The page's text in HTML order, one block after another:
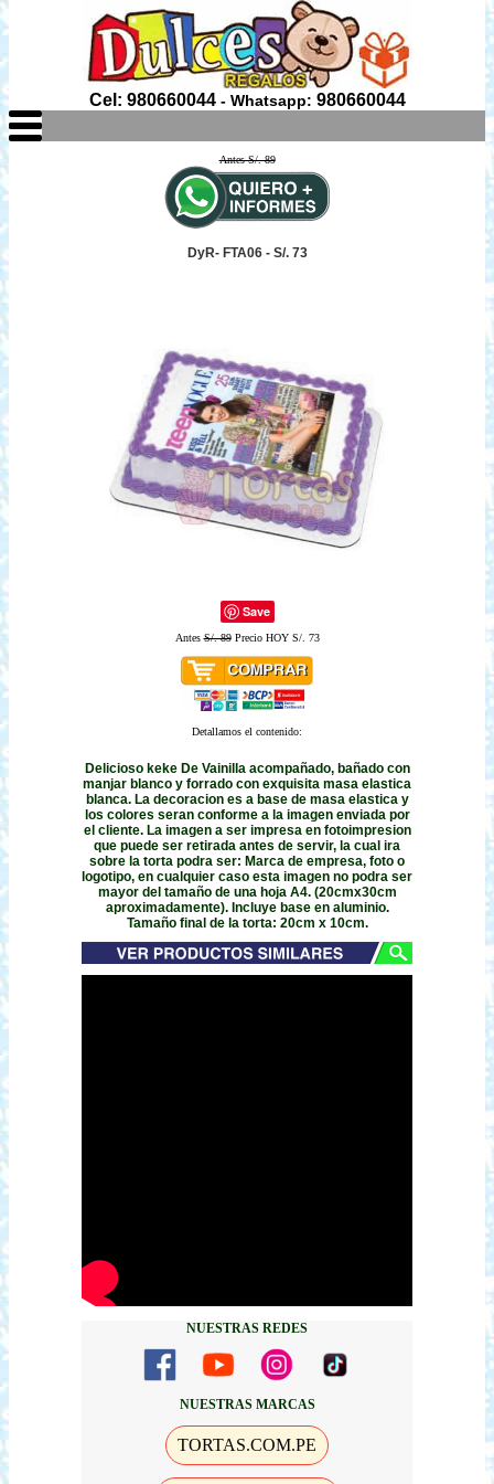
Cel: 980660044- Whatsapp: 980660044
Antes S/. 89
DyR- FTA06 - S/. 73
Save
AntesS/. 89Precio HOY S/. 73
Detallamos el contenido:
Delicioso keke De Vainilla acompañado, bañado con
manjar blanco y forrado con exquisita masa elastica
blanca. La decoracion es a base de masa elastica y
los colores seran conforme a la imagen enviada por
el cliente. La imagen a ser impresa en fotoimpresion
que puede ser retirada antes de servir, la cual ira
sobre la torta podra ser: Marca de empresa, foto o
logotipo, en cualquier caso esta imagen no podra ser
mayor del tamaño de una hoja A4. (20cmx30cm
aproximadamente). Incluye base en aluminio.
Tamaño final de la torta: 20cm x 10cm.
NUESTRAS REDES
NUESTRAS MARCAS
TORTAS.COM.PE